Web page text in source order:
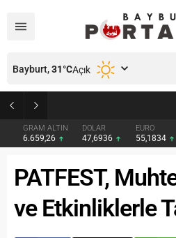
GRAM ALTIN
6.659,26
DOLAR
47,6936
EURO
55,1834
Bayburt,31°CAçık
PATFEST,
ve Etkinliklerle